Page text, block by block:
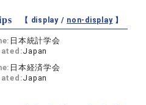
【 display / non-display】
日本統計学会
Japan
日本経済学会
Japan